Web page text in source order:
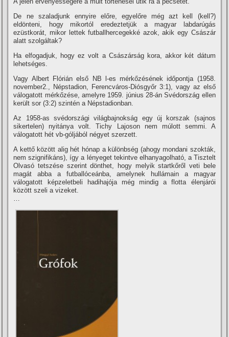
De ne szaladjunk ennyire előre, egyelőre még azt kell (kell?)
eldönteni, hogy mikortól eredeztetjük a magyar labdarúgás
ezüstkorát, mikor lettek futballhercegekké azok, akik egy Császár
alatt szolgáltak?
Ha elfogadjuk, hogy ez volt a Császárság kora, akkor két dátum
lehetséges.
Vagy Albert Flórián első NB l-es mérkőzésének időpontja (1958.
november2., Népstadion, Ferencváros-Diósgyőr 3:1), vagy az első
válogatott mérkőzése, amelyre 1959. június 28-án Svédország ellen
került sor (3:2) szintén a Népstadionban.
Az 1958-as svédországi világbajnokság egy új korszak (sajnos
sikertelen) nyitánya volt. Tichy Lajoson nem múlott semmi. A
válogatott hét vb-góljából négyet szerzett.
A kettő között alig hét hónap a különbség (ahogy mondani szokták,
nem szignifikáns), í­gy a lényeget tekintve elhanyagolható, a Tisztelt
Olvasó tetszése szerint dönthet, hogy melyik startkőről veti bele
magát abba a futballóceánba, amelynek hullámain a magyar
válogatott képzeletbeli hadihajója még mindig a flotta élenjárói
között szeli a vizeket.
…